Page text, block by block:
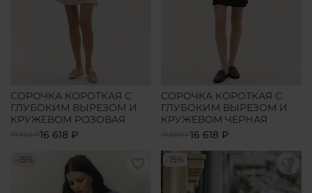
СОРОЧКА КОРОТКАЯ С
ГЛУБОКИМ ВЫРЕЗОМ И
КРУЖЕВОМ РОЗОВАЯ
19 550 ₽16 618 ₽
СОРОЧКА КОРОТКАЯ С
ГЛУБОКИМ ВЫРЕЗОМ И
КРУЖЕВОМ ЧЕРНАЯ
19 550 ₽16 618 ₽
-15% -15%